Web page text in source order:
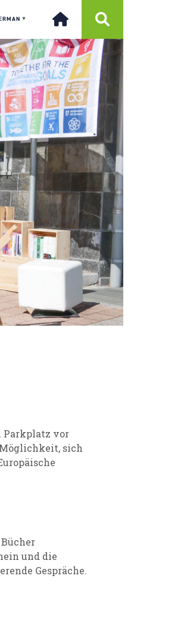
▼
Parkplatz vor
sich
und die
Gespräche.